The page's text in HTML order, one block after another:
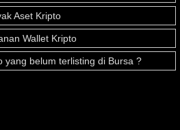
Aset Kripto
Wallet Kripto
yang belum terlisting di Bursa ?